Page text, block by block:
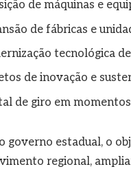
de máquinas e
de fábricas e
tecnológica
de inovação e
de giro em
governo estadual, o
regional,